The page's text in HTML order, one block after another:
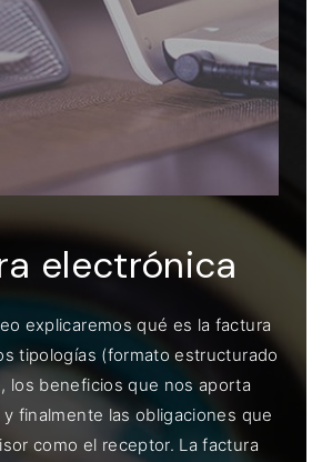
electrónica
explicaremos qué es la factura
tipologías (formato estructurado
los beneficios que nos aporta
finalmente las obligaciones que
como el receptor. La factura